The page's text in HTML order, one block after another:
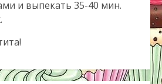
и выпекать 35-40 мин.